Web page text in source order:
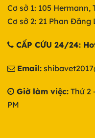
Cơ sở 1: 105 Hermann,
Cơ sở 2: 21 Phan Đăng
CẤP CỨU 24/24:
Email:
Giờ làm việc: Thứ 2
PM